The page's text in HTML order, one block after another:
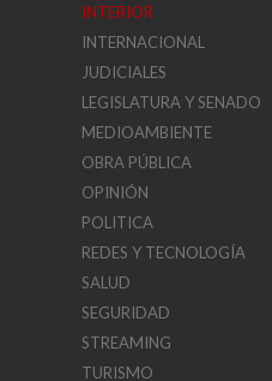
INTERIOR
INTERNACIONAL
JUDICIALES
LEGISLATURA Y SENADO
MEDIOAMBIENTE
OBRA PÚBLICA
OPINIÓN
POLITICA
REDES Y TECNOLOGÍA
SALUD
SEGURIDAD
STREAMING
TURISMO